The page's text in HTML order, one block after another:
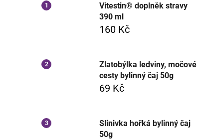
Vitestin® doplněk stravy
390 ml
160 Kč
Zlatobýlka ledviny, močové
cesty bylinný čaj 50g
69 Kč
Slinivka hořká bylinný čaj
50g